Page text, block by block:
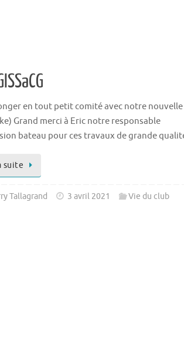
en tout petit comité avec notre nouvelle
Grand merci à Eric notre responsable
bateau pour ces travaux de grande
suite
Tallagrand 3 avril 2021 Vie du club